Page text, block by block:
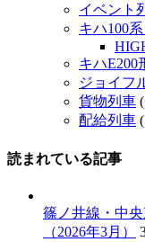
イベント
キハ100
キハE200
ジョイフ
貨物列車
配給列車
読まれている記事
篠ノ井線・中
（2026年3月）